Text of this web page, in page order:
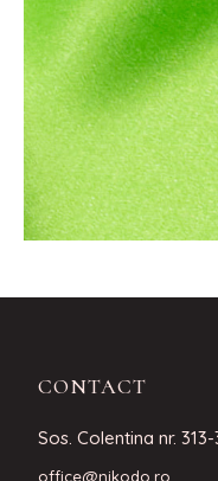
CONTACT
Sos. Colentina nr.
office@nikodo.ro